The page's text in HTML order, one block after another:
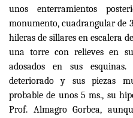
unos enterramientos
monumento, cuadrangular de
hileras de sillares en escalera
una torre con relieves en
adosados en sus
deteriorado y sus piezas
probable de unos 5 ms., su
Prof. Almagro Gorbea,